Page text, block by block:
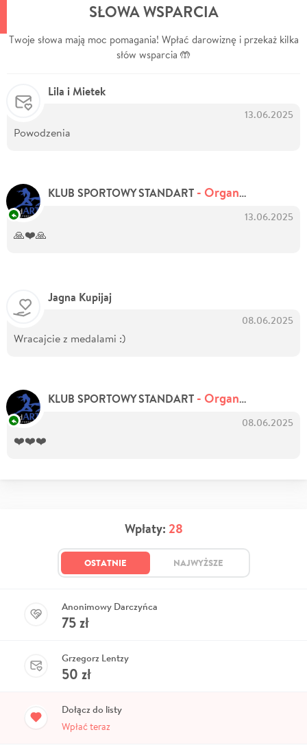
SŁOWA WSPARCIA
Twoje słowa mają moc pomagania! Wpłać darowiznę i przekaż kilka
słów wsparcia 🤲
Lila i Mietek
13.06.2025
Powodzenia
KLUB SPORTOWY STANDART - Organizator zbiórki
13.06.2025
🙏❤️🙏
Jagna Kupijaj
08.06.2025
Wracajcie z medalami :)
KLUB SPORTOWY STANDART - Organizator zbiórki
08.06.2025
❤️❤️❤️
Wpłaty: 28
OSTATNIE NAJWYŻSZE
Anonimowy Darczyńca
75zł
Grzegorz Lentzy
50 zł
Dołącz do listy
Wpłać teraz